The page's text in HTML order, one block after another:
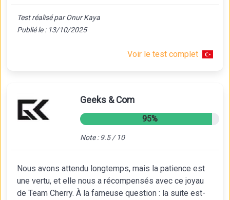
Test réalisé par Onur Kaya
Publié le : 13/10/2025
Voir le test complet
Geeks & Com
95%
Note : 9.5 / 10
Nous avons attendu longtemps, mais la patience est
une vertu, et elle nous a récompensés avec ce joyau
de Team Cherry. À la fameuse question : la suite est-